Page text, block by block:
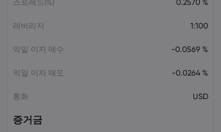
AI 주식 및 투자 기회: 투자하기 가장 좋은
스프레드(%) 0.2570 %
레버리지 1:100
익일 이자 매수 -0.0569 %
익일 이자 매도 -0.0264 %
통화 USD
증거금